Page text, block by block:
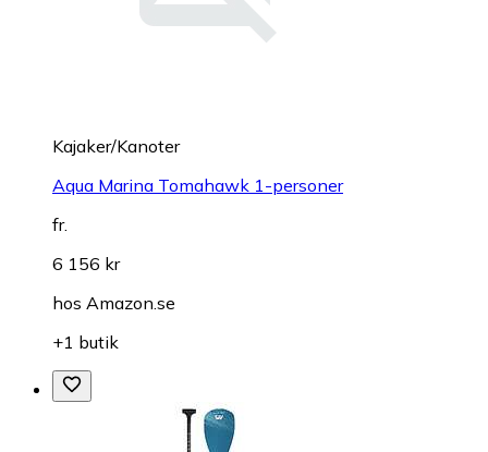
Kajaker/Kanoter
Aqua Marina Tomahawk 1-personer
fr.
6 156 kr
hos Amazon.se
+1 butik